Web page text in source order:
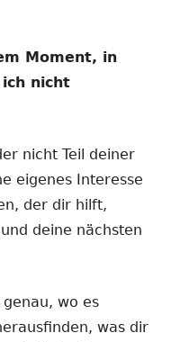
Moment, in
nicht
nicht Teil deiner
eigenes Interesse
der dir hilft,
deine nächsten
wo es
was dir